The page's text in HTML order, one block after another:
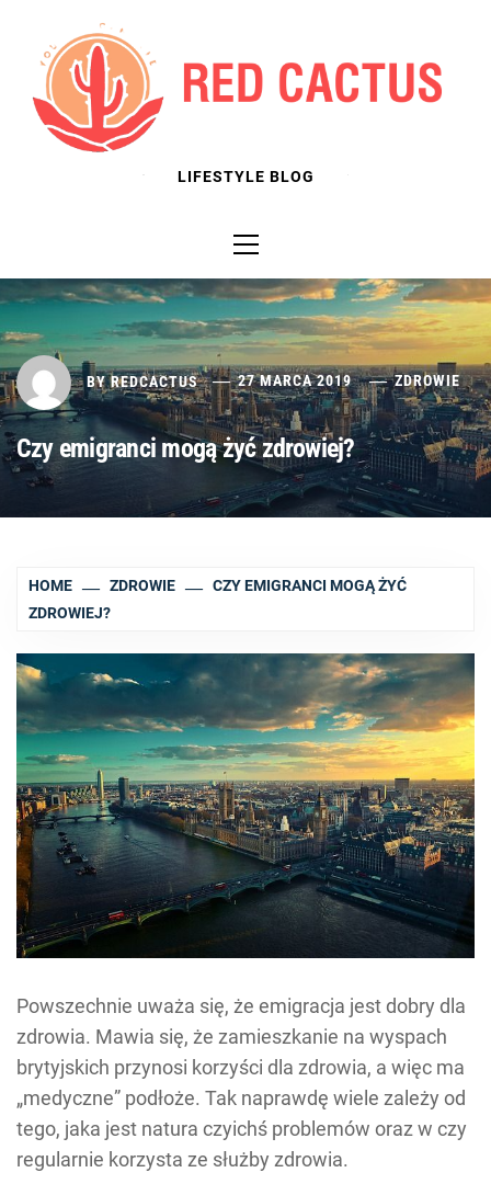
content
LIFESTYLE BLOG
Menu
BYREDCACTUS 27 MARCA 2019 ZDROWIE
Czy emigranci mogą żyć zdrowiej?
HOME ZDROWIE
CZY EMIGRANCI MOGĄ ŻYĆ
ZDROWIEJ?
Powszechnie uważa się, że emigracja jest dobry dla
zdrowia. Mawia się, że zamieszkanie na wyspach
brytyjskich przynosi korzyści dla zdrowia, a więc ma
„medyczne” podłoże. Tak naprawdę wiele zależy od
tego, jaka jest natura czyichś problemów oraz w czy
regularnie korzysta ze służby zdrowia.